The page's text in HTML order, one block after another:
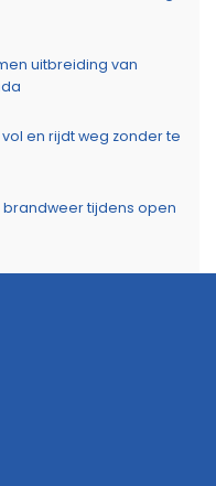
uitbreiding van
en rijdt weg zonder te
brandweer tijdens open
tijdens Europese